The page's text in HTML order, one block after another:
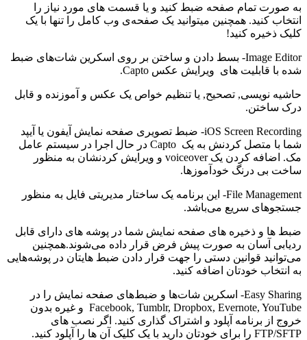
به صورت تمام صفحه ضبط کنید و یا قسمت های مورد نیاز را
انتخاب کنید. همچنین میتوانید یک صفحه‌ی وب کامل را تنها با یک
کلیک ذخیره کنید!
Image Editor- بسط دادن و ساختن بر روی اسکرین شات‌های ضبط
شده با قابلیت های ویرایش عکس Capto.
حاشیه نویسی, تصحیح, یا تنظیم خواص یک عکس و آموزنده و قابل
درک ساختن.
iOS Screen Recording- ضبط تصویری صفحه نمایش آیفون یا آیپد
شما با متصل کردنش به یک Capto در حال اجرا در سیستم عامل
مک. اضافه کردن یک voiceover و ویرایش کردنشان به منظور
ساخت بی درنگ خودآموزها.
File Management- این برنامه یک ساختار مدیریتی فایل به منظور
جستجوهای سریع می‌باشد.
ضبط ها و ذخیره های صفحه نمایش شما در پوشه های دارای قابل
ردیابی آسان به صورت پیش فرض قرار داده می‌شوند.همچنین
می‌توانید قوانین دستی را جهت قرار دادن ضبط‌ هایتان در پوشه‌هایی
به انتخاب خودتان اضافه کنید.
Easy Sharing- اسکرین شات‌ها و ضبط‌های صفحه نمایش را در
Facebook, Tumblr, Dropbox, Evernote, YouTube و غیره بدون
خروج از برنامه آپلود و اشتراک گذاری کنید. اگر نصب های
FTP/SFTP را برای خودتان دارید با یک کلیک آن ها را آپلود کنید.